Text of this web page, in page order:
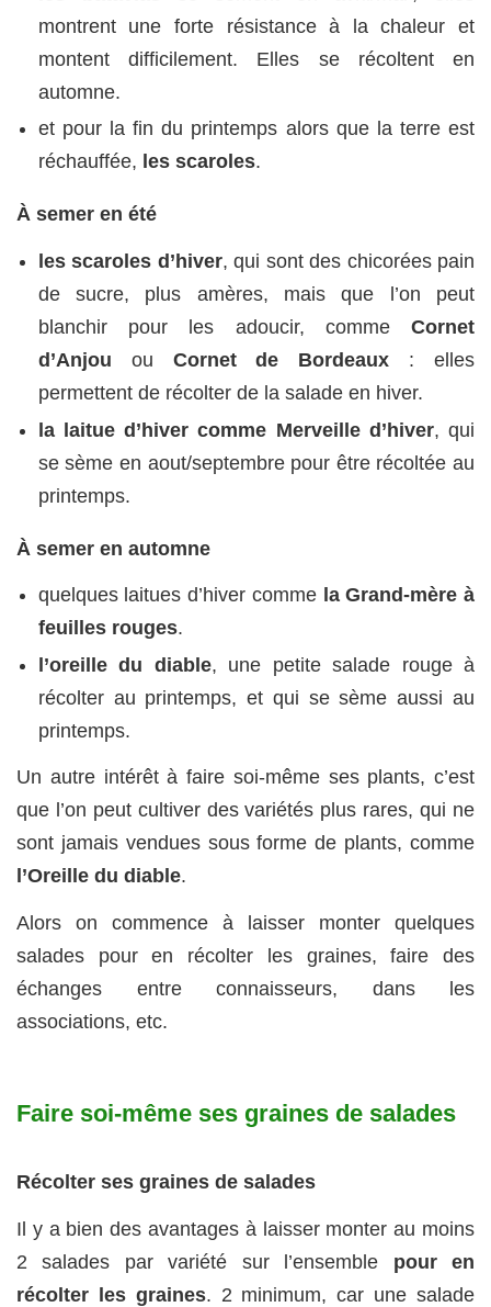
montrent une forte résistance à la chaleur et
montent difficilement. Elles se récoltent en
automne.
et pour la fin du printemps alors que la terre est
réchauffée, les scaroles.
À semer en été
les scaroles d’hiver, qui sont des chicorées pain
de sucre, plus amères, mais que l’on peut
blanchir pour les adoucir, comme Cornet
d’Anjou ou Cornet de Bordeaux : elles
permettent de récolter de la salade en hiver.
la laitue d’hiver comme Merveille d’hiver, qui
se sème en aout/septembre pour être récoltée au
printemps.
À semer en automne
quelques laitues d’hiver comme la Grand-mère à
feuilles rouges.
l’oreille du diable, une petite salade rouge à
récolter au printemps, et qui se sème aussi au
printemps.
Un autre intérêt à faire soi-même ses plants, c’est
que l’on peut cultiver des variétés plus rares, qui ne
sont jamais vendues sous forme de plants, comme
l’Oreille du diable.
Alors on commence à laisser monter quelques
salades pour en récolter les graines, faire des
échanges entre connaisseurs, dans les
associations, etc.
Faire soi-même ses graines de salades
Récolter ses graines de salades
Il y a bien des avantages à laisser monter au moins
2 salades par variété sur l’ensemble pour en
récolter les graines. 2 minimum, car une salade